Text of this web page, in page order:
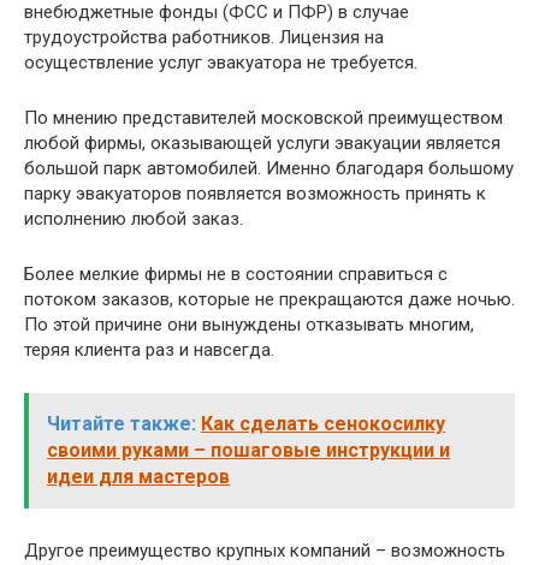
внебюджетные фонды (ФСС и ПФР) в случае
трудоустройства работников. Лицензия на
осуществление услуг эвакуатора не требуется.
По мнению представителей московской преимуществом
любой фирмы, оказывающей услуги эвакуации является
большой парк автомобилей. Именно благодаря большому
парку эвакуаторов появляется возможность принять к
исполнению любой заказ.
Более мелкие фирмы не в состоянии справиться с
потоком заказов, которые не прекращаются даже ночью.
По этой причине они вынуждены отказывать многим,
теряя клиента раз и навсегда.
Читайте также: Как сделать сенокосилку
своими руками – пошаговые инструкции и
идеи для мастеров
Другое преимущество крупных компаний – возможность